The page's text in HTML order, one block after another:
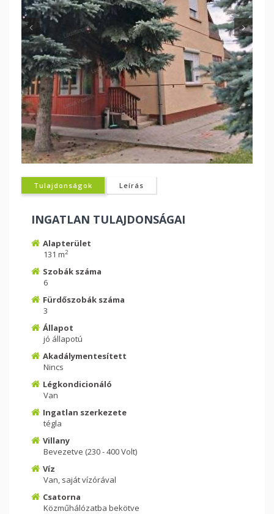
Tulajdonságok Leírás
INGATLAN TULAJDONSÁGAI
Alapterület
131 m2
Szobák száma
6
Fürdőszobák száma
3
Állapot
jó állapotú
Akadálymentesített
Nincs
Légkondicionáló
Van
Ingatlan szerkezete
tégla
Villany
Bevezetve (230 - 400 Volt)
Víz
Van, saját vízórával
Csatorna
Közműhálózatba bekötve